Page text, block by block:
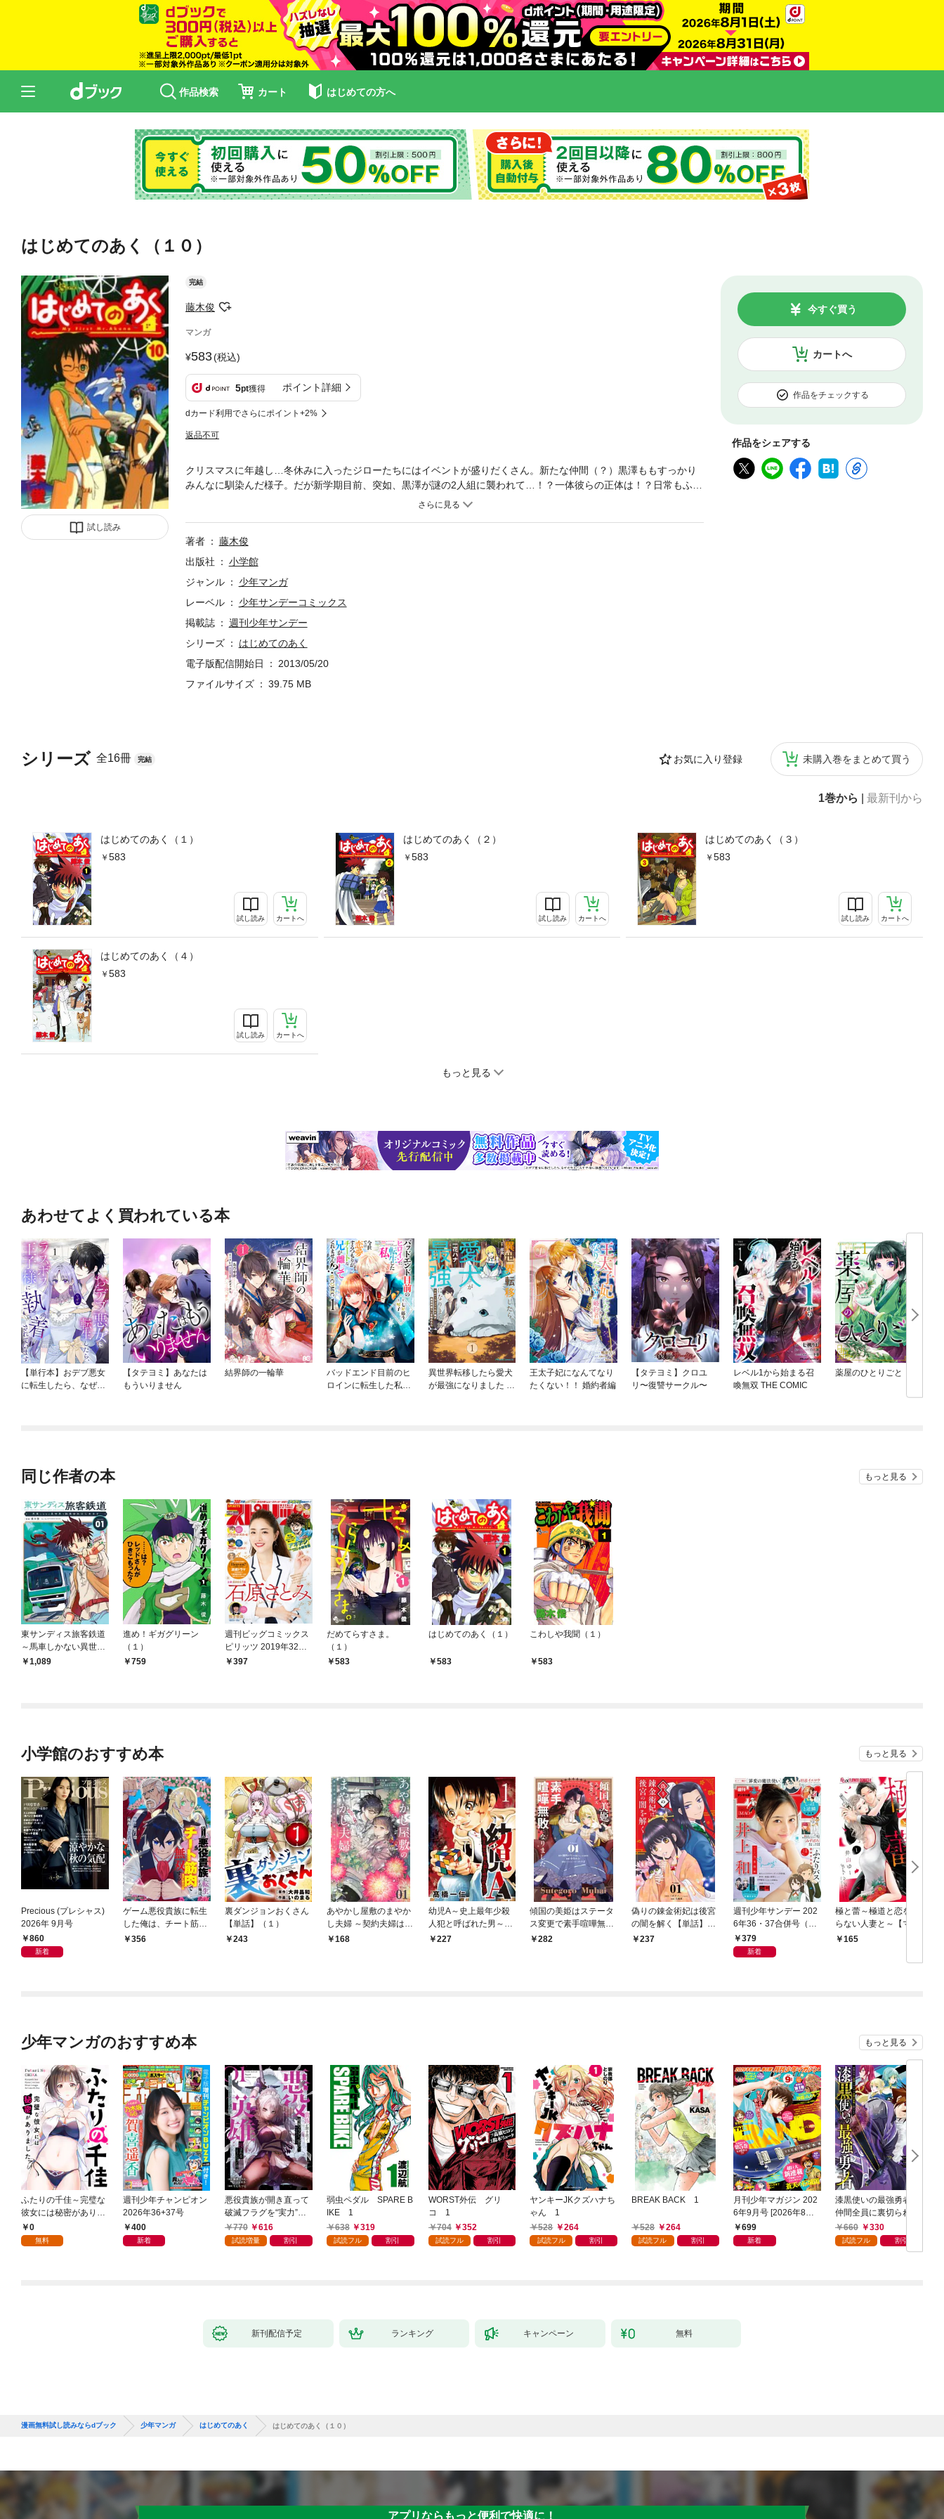
作品検索 カート はじめての方へ
はじめてのあく（１０）
試し読み
完結
藤木俊
マンガ
583(税込)
5pt獲得 ポイント詳細
dカード利用でさらにポイント+2%
返品不可
カートへ
今すぐ買う
作品をチェックする
作品をシェアする
シリーズ 全16冊 完結 お気に入り登録 未購入巻をまとめて買う
1巻から 最新刊から
はじめてのあく（１）
583
試し読み カートへ
はじめてのあく（２）
583
試し読み カートへ
はじめてのあく（３）
583
試し読み カートへ
はじめてのあく（４）
583
試し読み カートへ
もっと見る
クリスマスに年越し…冬休みに入ったジローたちにはイベントが盛りだくさん。新たな仲間（？）黒澤ももすっかり
みんなに馴染んだ様子。だが新学期目前、突如、黒澤が謎の2人組に襲われて…！？一体彼らの正体は！？日常もふっ
とぶ「はじあく」史上最大の危機がジローたちに襲いかかる！！緊迫の新章突入…！！！
著者
藤木俊
出版社
小学館
ジャンル
少年マンガ
レーベル
少年サンデーコミックス
掲載誌
週刊少年サンデー
シリーズ
はじめてのあく
電子版配信開始日
2013/05/20
ファイルサイズ
39.75 MB
あわせてよく買われている本
【単行本】おデブ悪女
に転生したら、なぜか
【タテヨミ】あなたは
もういりません
結界師の一輪華
バッドエンド目前のヒ
ロインに転生した私、
異世界転移したら愛犬
が最強になりました ～
王太子妃になんてなり
たくない！！ 婚約者編
【タテヨミ】クロユ
リ〜復讐サークル〜
レベル1から始まる召
喚無双 THE COMIC
薬屋のひとりごと
同じ作者の本 もっと見る
東サンディス旅客鉄道
～馬車しかない異世界
で鉄道会社はじめます
1,089
進め！ギガグリーン
（１）
759
週刊ビッグコミックス
ピリッツ 2019年32号
（2019年7月8日発
397
だめてらすさま。
（１）
583
はじめてのあく（１）
583
こわしや我聞（１）
583
小学館のおすすめ本 もっと見る
Precious (プレシャス)
2026年 9月号
860
新着
ゲーム悪役貴族に転生
した俺は、チート筋肉
で無双する【単話】
356
裏ダンジョンおくさん
【単話】（１）
243
あやかし屋敷のまやか
し夫婦 ～契約夫婦は鎌
倉で妖怪の集う家を守
168
幼児A～史上最年少殺
人犯と呼ばれた男～
【単話】（１）
227
傾国の美姫はステータ
ス変更で素手喧嘩無敗
になりました【単話】
282
偽りの錬金術妃は後宮
の闇を解く【単話】
（１）
237
週刊少年サンデー 202
6年36・37合併号（20
26年8月5日発売号）
379
新着
極と蕾～極道と恋を知
らない人妻と～【マイ
クロ】（１）
165
少年マンガのおすすめ本 もっと見る
ふたりの千佳～完璧な
彼女には秘密がありま
した(1)
0
無料
週刊少年チャンピオン
2026年36+37号
400
新着
悪役貴族が開き直って
破滅フラグを“実力”で
叩き折っていたら、い
つの間にかヒロイン達
770 616
試読増量 割引
弱虫ペダル SPARE B
IKE 1
638
319
試読フル 割引
WORST外伝 グリ
コ 1
704
352
試読フル 割引
ヤンキーJKクズハナち
ゃん 1
528
264
試読フル 割引
BREAK BACK 1
528 264
試読フル 割引
月刊少年マガジン 202
6年9月号 [2026年8月6
日発売]
699
新着
漆黒使いの最強勇者
仲間全員に裏切られた
ので最強の魔物と組み
ます 1巻
660 330
試読フル 割引
新刊配信予定 ランキング キャンペーン 無料
漫画無料試し読みならdブック 少年マンガ はじめてのあく はじめてのあく（１０）
アプリならもっと便利で快適に！